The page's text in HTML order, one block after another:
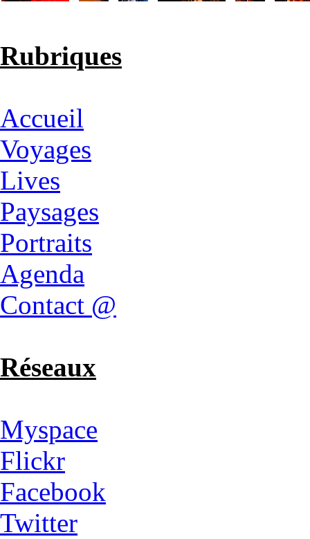
Rubriques
Accueil
Voyages
Lives
Paysages
Portraits
Agenda
Contact @
Réseaux
Myspace
Flickr
Facebook
Twitter